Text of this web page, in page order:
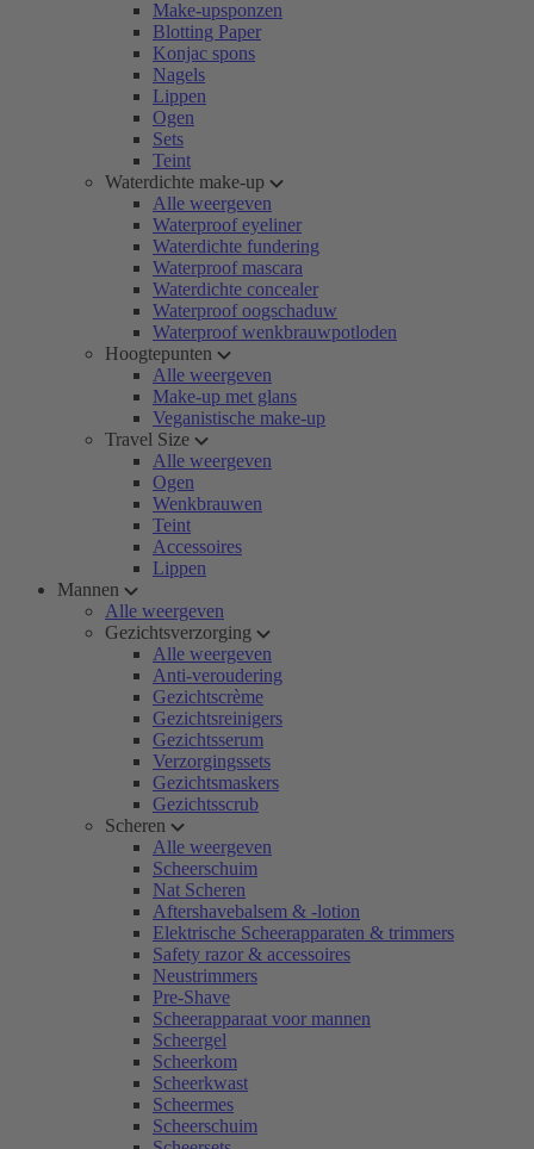
Make-upsponzen
Blotting Paper
Konjac spons
Nagels
Lippen
Ogen
Sets
Teint
Waterdichte make-up
Alle weergeven
Waterproof eyeliner
Waterdichte fundering
Waterproof mascara
Waterdichte concealer
Waterproof oogschaduw
Waterproof wenkbrauwpotloden
Hoogtepunten
Alle weergeven
Make-up met glans
Veganistische make-up
Travel Size
Alle weergeven
Ogen
Wenkbrauwen
Teint
Accessoires
Lippen
Mannen
Alle weergeven
Gezichtsverzorging
Alle weergeven
Anti-veroudering
Gezichtscrème
Gezichtsreinigers
Gezichtsserum
Verzorgingssets
Gezichtsmaskers
Gezichtsscrub
Scheren
Alle weergeven
Scheerschuim
Nat Scheren
Aftershavebalsem & -lotion
Elektrische Scheerapparaten & trimmers
Safety razor & accessoires
Neustrimmers
Pre-Shave
Scheerapparaat voor mannen
Scheergel
Scheerkom
Scheerkwast
Scheermes
Scheerschuim